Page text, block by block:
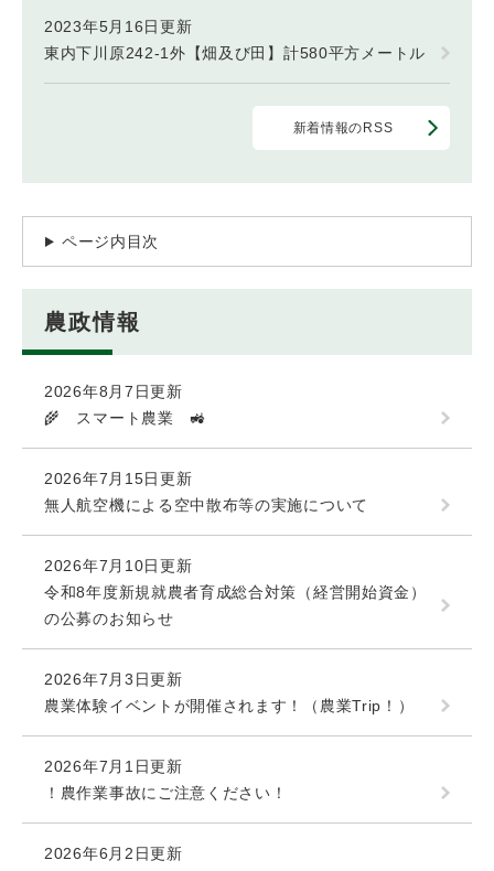
2023年5月16日更新
東内下川原242-1外【畑及び田】計580平方メートル
新着情報のRSS
ページ内目次
農政情報
2026年8月7日更新
🌾 スマート農業 🚜
2026年7月15日更新
無人航空機による空中散布等の実施について
2026年7月10日更新
令和8年度新規就農者育成総合対策（経営開始資金）
の公募のお知らせ
2026年7月3日更新
農業体験イベントが開催されます！（農業Trip！）
2026年7月1日更新
！農作業事故にご注意ください！
2026年6月2日更新